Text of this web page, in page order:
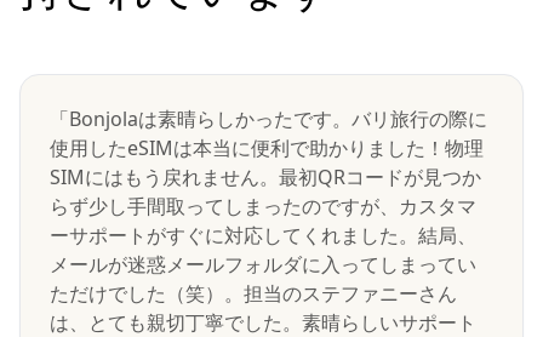
「Bonjolaは素晴らしかったです。バリ旅行の際に
使用したeSIMは本当に便利で助かりました！物理
SIMにはもう戻れません。最初QRコードが見つか
らず少し手間取ってしまったのですが、カスタマ
ーサポートがすぐに対応してくれました。結局、
メールが迷惑メールフォルダに入ってしまってい
ただけでした（笑）。担当のステファニーさん
は、とても親切丁寧でした。素晴らしいサポート